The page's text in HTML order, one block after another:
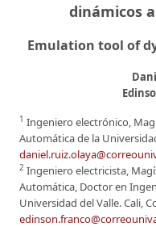
dinámicos
Emulation tool of
1 Ingeniero electrónico,
Automática de la
2 Ingeniero electricista,
Automática, Doctor en
Universidad del Valle. Cali,